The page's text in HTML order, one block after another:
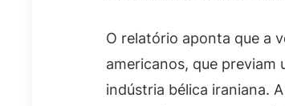
O relatório aponta que a
americanos, que previam
indústria bélica iraniana.